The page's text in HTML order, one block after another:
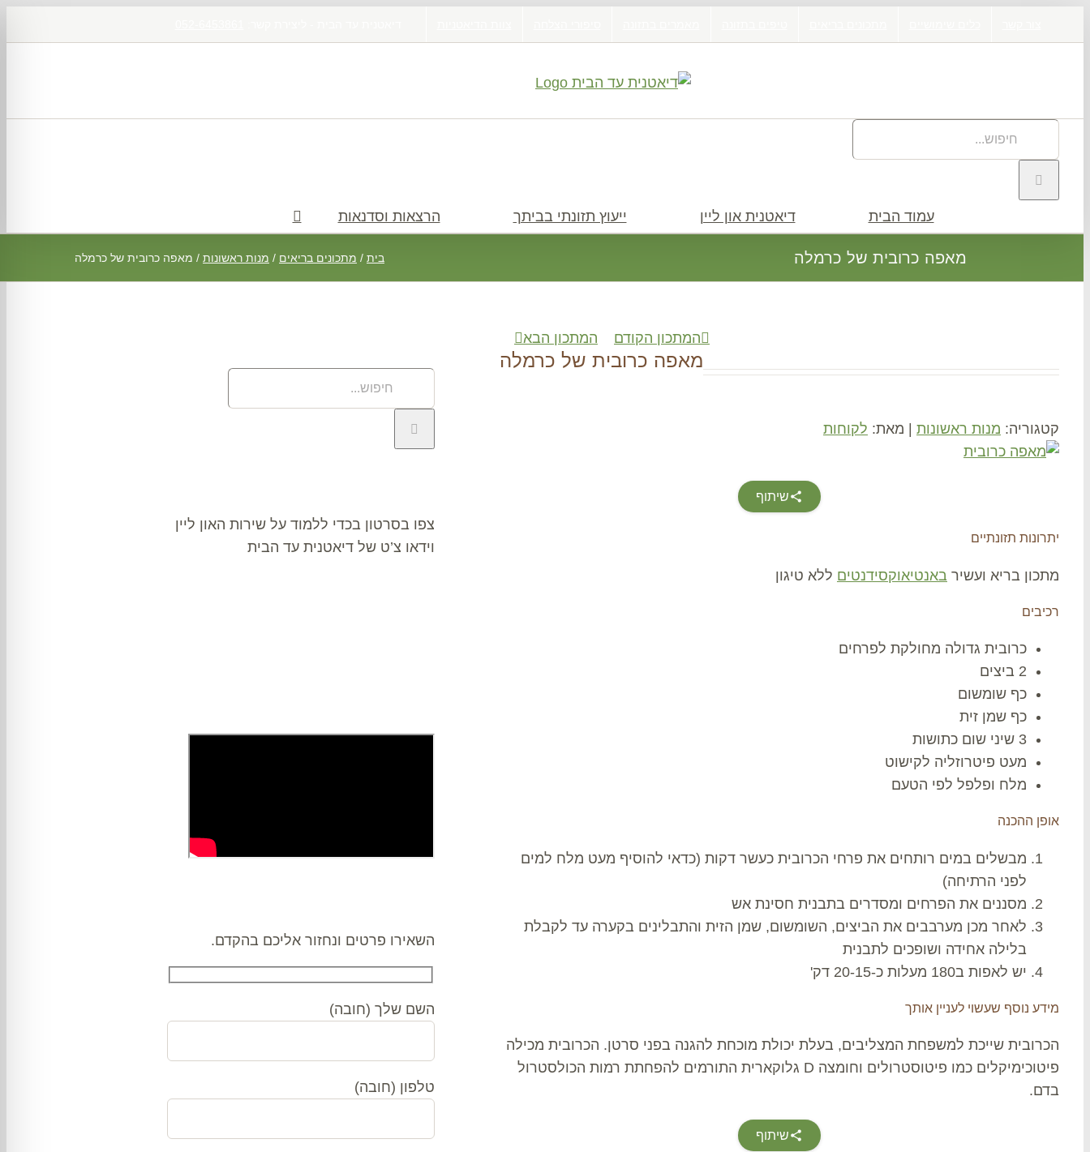
לתוכן
באתר:
עמוד הבית דיאטנית און ליין ייעוץ תזונתי בביתך הרצאות וסדנאות
מאפה כרובית של כרמלה בית / מתכונים בריאים / מנות ראשונות / מאפה כרובית של כרמלה
המתכון הקודם המתכון הבא
מאפה כרובית של כרמלה
קטגוריה: מנות ראשונות מאת: לקוחות
שיתוף
יתרונות תזונתיים
מתכון בריא ועשיר באנטיאוקסידנטים ללא טיגון
רכיבים
כרובית גדולה מחולקת לפרחים
2 ביצים
כף שומשום
כף שמן זית
3 שיני שום כתושות
מעט פיטרוזליה לקישוט
מלח ופלפל לפי הטעם
אופן ההכנה
מבשלים במים רותחים את פרחי הכרובית כעשר דקות (כדאי להוסיף מעט מלח למים
לפני הרתיחה)
מסננים את הפרחים ומסדרים בתבנית חסינת אש
לאחר מכן מערבבים את הביצים, השומשום, שמן הזית והתבלינים בקערה עד לקבלת
בלילה אחידה ושופכים לתבנית
יש לאפות ב180 מעלות כ-20-15 דק'
מידע נוסף שעשוי לעניין אותך
הכרובית שייכת למשפחת המצליבים, בעלת יכולת מוכחת להגנה בפני סרטן. הכרובית מכילה
פיטוכימיקלים כמו פיטוסטרולים וחומצה D גלוקארית התורמים להפחתת רמות הכולסטרול
בדם.
שיתוף
צפו בסרטון בכדי ללמוד על שירות האון ליין
וידאו צ’ט של דיאטנית עד הבית
השאירו פרטים ונחזור אליכם בהקדם.
השם שלך (חובה)
טלפון (חובה)